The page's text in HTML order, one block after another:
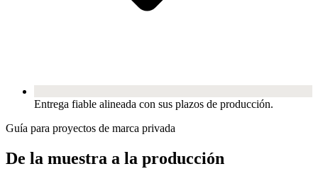
Entrega fiable alineada con sus plazos de producción.
Guía para proyectos de marca privada
De la muestra a la producción